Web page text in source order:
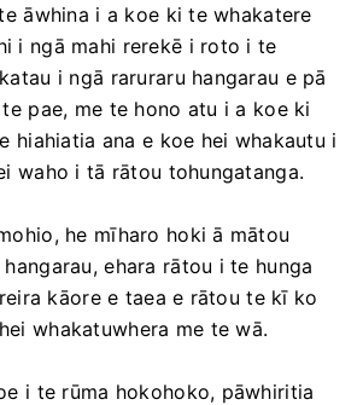
āwhina i a koe ki te whakatere
i ngā mahi rerekē i roto i te
i ngā raruraru hangarau e pā
pae, me te hono atu i a koe ki
hiahiatia ana e koe hei whakautu i
waho i tā rātou tohungatanga.
he mīharo hoki ā mātou
ehara rātou i te hunga
kāore e taea e rātou te kī ko
whakatuwhera me te wā.
i te rūma hokohoko, pāwhiritia